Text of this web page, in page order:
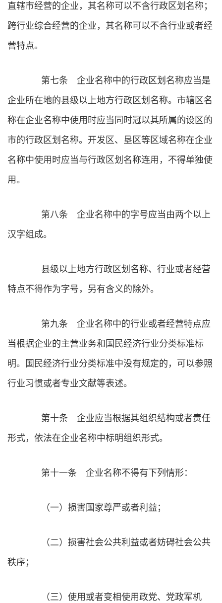
直辖市经营的企业，其名称可以不含行政区划名称；
跨行业综合经营的企业，其名称可以不含行业或者经
营特点。
第七条 企业名称中的行政区划名称应当是
企业所在地的县级以上地方行政区划名称。市辖区名
称在企业名称中使用时应当同时冠以其所属的设区的
市的行政区划名称。开发区、垦区等区域名称在企业
名称中使用时应当与行政区划名称连用，不得单独使
用。
第八条 企业名称中的字号应当由两个以上
汉字组成。
县级以上地方行政区划名称、行业或者经营
特点不得作为字号，另有含义的除外。
第九条 企业名称中的行业或者经营特点应
当根据企业的主营业务和国民经济行业分类标准标
明。国民经济行业分类标准中没有规定的，可以参照
行业习惯或者专业文献等表述。
第十条 企业应当根据其组织结构或者责任
形式，依法在企业名称中标明组织形式。
第十一条 企业名称不得有下列情形：
（一）损害国家尊严或者利益；
（二）损害社会公共利益或者妨碍社会公共
秩序；
（三）使用或者变相使用政党、党政军机